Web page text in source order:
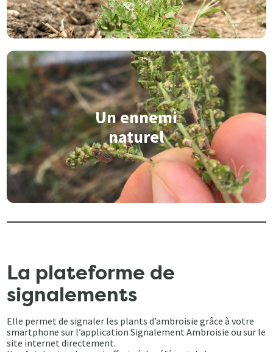
Un ennemi
naturel
La plateforme de
signalements
Elle permet de signaler les plants d’ambroisie grâce à votre
smartphone sur l’application Signalement Ambroisie ou sur le
site internet directement.